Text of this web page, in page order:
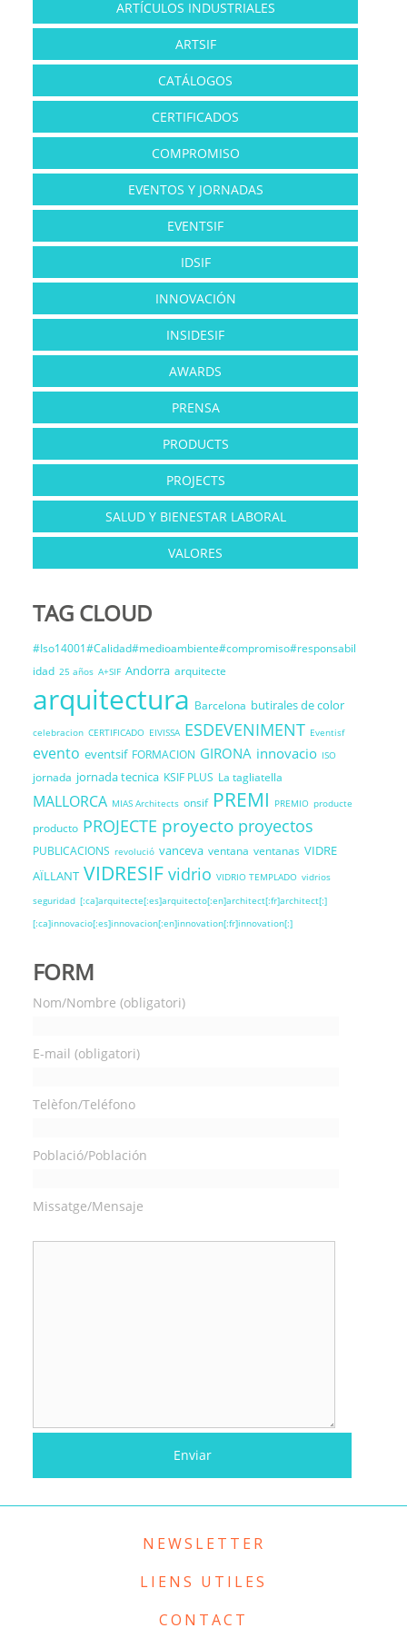
ARTÍCULOS INDUSTRIALES
ARTSIF
CATÁLOGOS
CERTIFICADOS
COMPROMISO
EVENTOS Y JORNADAS
EVENTSIF
IDSIF
INNOVACIÓN
INSIDESIF
AWARDS
PRENSA
PRODUCTS
PROJECTS
SALUD Y BIENESTAR LABORAL
VALORES
TAG CLOUD
#Iso14001#Calidad#medioambiente#compromiso#responsabil
idad 25 años A+SIF Andorra arquitecte
arquitectura Barcelona butirales de color
celebracion CERTIFICADO EIVISSA ESDEVENIMENT Eventisf
evento eventsif FORMACION GIRONA innovacio ISO
jornada jornada tecnica KSIF PLUS La tagliatella
MALLORCA MIAS Architects onsif PREMI PREMIO producte
producto PROJECTE proyecto proyectos
PUBLICACIONS revolució vanceva ventana ventanas VIDRE
AÏLLANT VIDRESIF vidrio VIDRIO TEMPLADO vidrios
seguridad [:ca]arquitecte[:es]arquitecto[:en]architect[:fr]architect[:]
[:ca]innovacio[:es]innovacion[:en]innovation[:fr]innovation[:]
FORM
Nom/Nombre (obligatori)
E-mail (obligatori)
Telèfon/Teléfono
Població/Población
Missatge/Mensaje
NEWSLETTER
LIENS UTILES
CONTACT